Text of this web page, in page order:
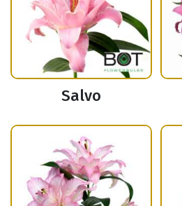
Salvo